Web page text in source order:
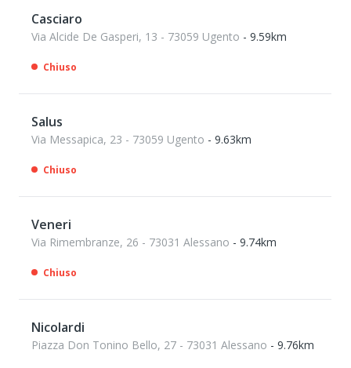
Casciaro
Via Alcide De Gasperi, 13 - 73059 Ugento - 9.59km
Chiuso
Salus
Via Messapica, 23 - 73059 Ugento - 9.63km
Chiuso
Veneri
Via Rimembranze, 26 - 73031 Alessano - 9.74km
Chiuso
Nicolardi
Piazza Don Tonino Bello, 27 - 73031 Alessano - 9.76km